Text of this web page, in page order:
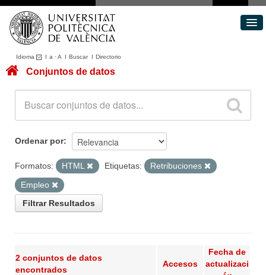
Idioma I a ·A I BuscarI Directorio
Conjuntos de datos
Acerca de
Portal de Transparencia
Conjuntos de datos
Ordenar por
Formatos: HTML Etiquetas:
Retribuciones
Empleo
Filtrar Resultados
2 conjuntos de datos
encontrados
Accesos
Fecha de
actualizaci